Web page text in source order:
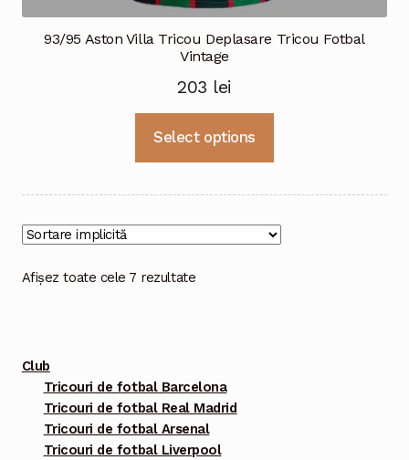
93/95 Aston Villa Tricou Deplasare Tricou Fotbal
Vintage
203 lei
Select options
mai
multe
variații.
Afișez toate cele 7 rezultate
Club
Tricouri de fotbal Barcelona
Tricouri de fotbal Real Madrid
Tricouri de fotbal Arsenal
Tricouri de fotbal Liverpool